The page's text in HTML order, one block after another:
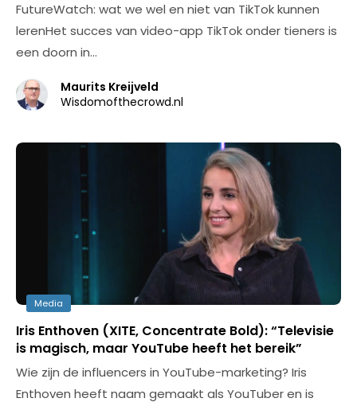
FutureWatch: wat we wel en niet van TikTok kunnen
lerenHet succes van video-app TikTok onder tieners is
een doorn in…
Maurits Kreijveld
Wisdomofthecrowd.nl
Media
Iris Enthoven (XITE, Concentrate Bold): “Televisie
is magisch, maar YouTube heeft het bereik”
Wie zijn de influencers in YouTube-marketing? Iris
Enthoven heeft naam gemaakt als YouTuber en is